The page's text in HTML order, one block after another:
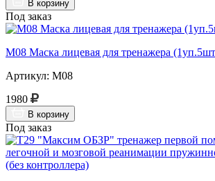
В корзину
Под заказ
М08 Маска лицевая для тренажера
Артикул: М08
1980
В корзину
Под заказ